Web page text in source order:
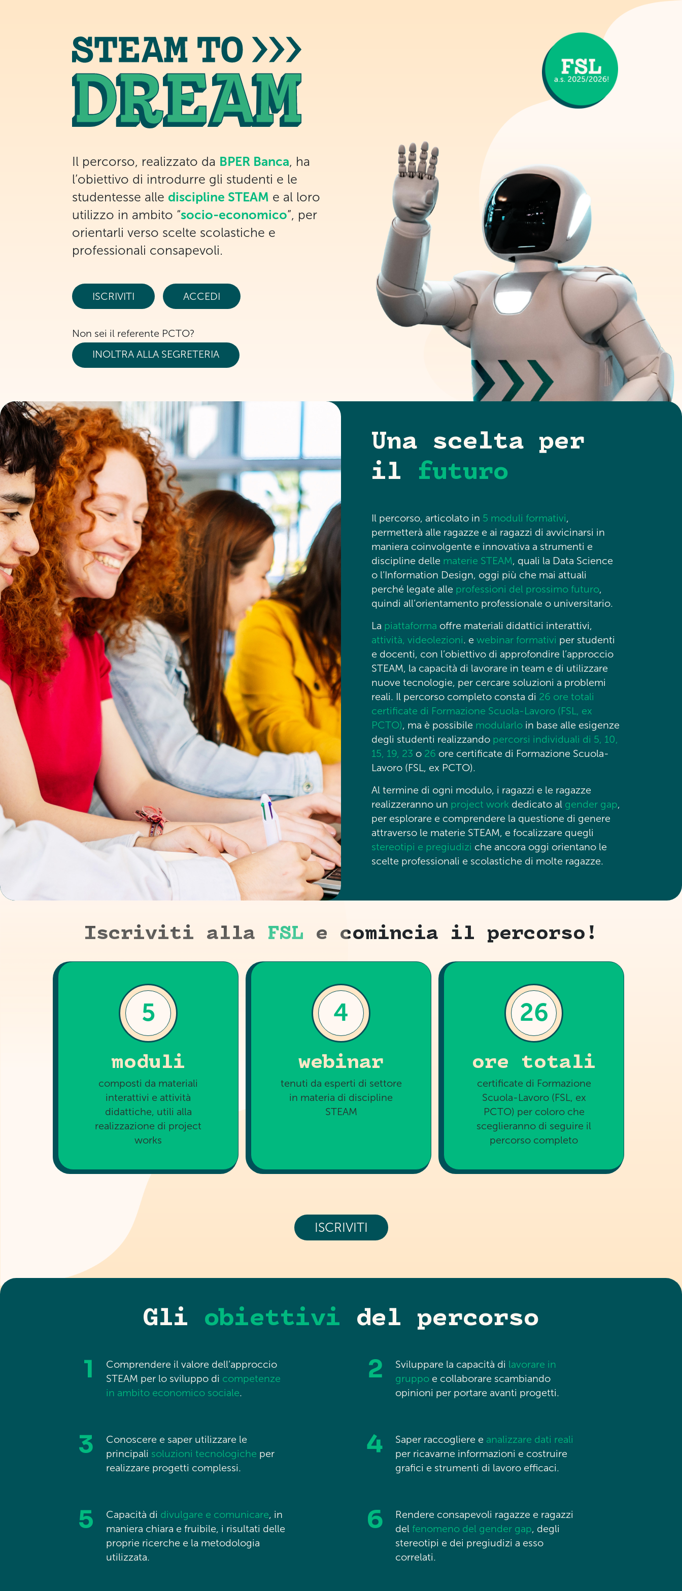
Il percorso, realizzato da BPER Banca, ha
l’obiettivo di introdurre gli studenti e le
studentesse alle discipline STEAM e al loro
utilizzo in ambito “socio-economico”, per
orientarli verso scelte scolastiche e
professionali consapevoli.
ISCRIVITI ACCEDI
Non sei il referente PCTO?
INOLTRA ALLA SEGRETERIA
Una scelta per
il futuro
Il percorso, articolato in 5 moduli formativi,
permetterà alle ragazze e ai ragazzi di avvicinarsi in
maniera coinvolgente e innovativa a strumenti e
discipline delle materie STEAM, quali la Data Science
o l’Information Design, oggi più che mai attuali
perché legate alle professioni del prossimo futuro,
quindi all’orientamento professionale o universitario.
La piattaforma offre materiali didattici interattivi,
attività, videolezioni. e webinar formativi per studenti
e docenti, con l’obiettivo di approfondire l’approccio
STEAM, la capacità di lavorare in team e di utilizzare
nuove tecnologie, per cercare soluzioni a problemi
reali. Il percorso completo consta di 26 ore totali
certificate di Formazione Scuola-Lavoro (FSL, ex
PCTO), ma è possibile modularlo in base alle esigenze
degli studenti realizzando percorsi individuali di 5, 10,
15, 19, 23 o 26 ore certificate di Formazione Scuola-
Lavoro (FSL, ex PCTO).
Al termine di ogni modulo, i ragazzi e le ragazze
realizzeranno un project work dedicato al gender gap,
per esplorare e comprendere la questione di genere
attraverso le materie STEAM, e focalizzare quegli
stereotipi e pregiudizi che ancora oggi orientano le
scelte professionali e scolastiche di molte ragazze.
Iscriviti alla FSL e comincia il percorso!
5
moduli
composti da materiali
interattivi e attività
didattiche, utili alla
realizzazione di project
works
4
webinar
tenuti da esperti di settore
in materia di discipline
STEAM
26
ore totali
certificate di Formazione
Scuola-Lavoro (FSL, ex
PCTO) per coloro che
sceglieranno di seguire il
percorso completo
ISCRIVITI
Gli obiettivi del percorso
1
Comprendere il valore dell’approccio
STEAM per lo sviluppo di competenze
in ambito economico sociale.
2 Sviluppare la capacità di lavorare in
gruppo e collaborare scambiando
opinioni per portare avanti progetti.
3
Conoscere e saper utilizzare le
principali soluzioni tecnologiche per
realizzare progetti complessi.
4 Saper raccogliere e analizzare dati reali
per ricavarne informazioni e costruire
grafici e strumenti di lavoro efficaci.
5 Capacità di divulgare e comunicare, in
maniera chiara e fruibile, i risultati delle
proprie ricerche e la metodologia
utilizzata.
6
Rendere consapevoli ragazze e ragazzi
del fenomeno del gender gap, degli
stereotipi e dei pregiudizi a esso
correlati.